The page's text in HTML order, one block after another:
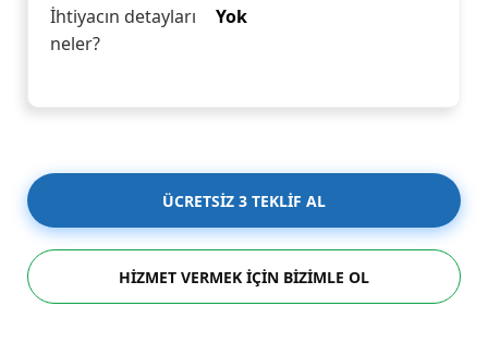
İhtiyacın detayları
neler?
Yok
ÜCRETSİZ 3 TEKLİF AL
HİZMET VERMEK İÇİN BİZİMLE OL